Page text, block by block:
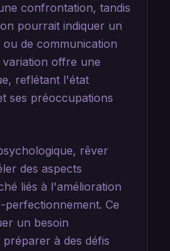
confrontation, tandis
pourrait indiquer un
de communication
variation offre une
reflétant l'état
ses préoccupations
rêver
des aspects
liés à l'amélioration
Ce
un besoin
à des défis